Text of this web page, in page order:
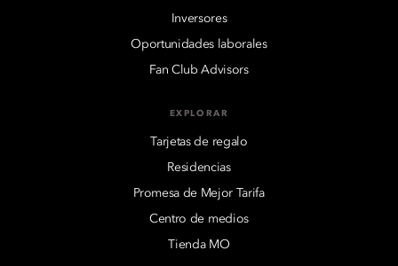
Inversores
Oportunidades laborales
Fan Club Advisors
EXPLORAR
Tarjetas de regalo
Residencias
Promesa de Mejor Tarifa
Centro de medios
Tienda MO